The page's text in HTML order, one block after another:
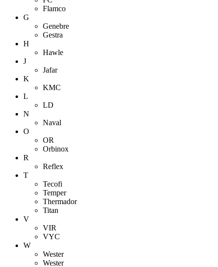
Flamco
G
Genebre
Gestra
H
Hawle
J
Jafar
K
KMC
L
LD
N
Naval
O
OR
Orbinox
R
Reflex
T
Tecofi
Temper
Thermador
Titan
V
VIR
VYC
W
Wester
Wester